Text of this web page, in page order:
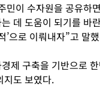
민이 수자원을 공유하
데 도움이 되기를 바
’으로 이뤄내자”고 말
제 구축을 기반으로
지도 보였다.